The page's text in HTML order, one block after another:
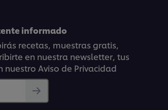
informado
recetas, muestras gratis,
en nuestra newsletter, tus
Aviso de Privacidad